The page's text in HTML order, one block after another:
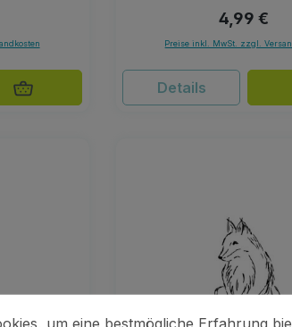
Preis: Regulärer
4,99 €
Preise inkl. MwSt. zzgl.
Details
um eine bestmögliche Erfahrung
um eine bestmögliche Erfahrung